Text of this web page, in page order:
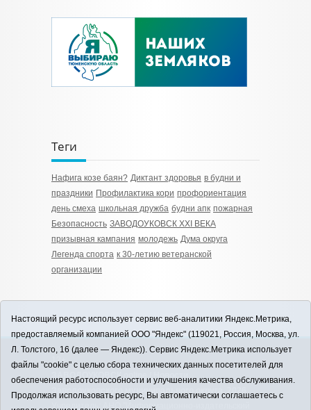
Теги
Нафига козе баян? Диктант здоровья в будни и
праздники Профилактика кори профориентация
день смеха школьная дружба будни апк пожарная
Безопасность ЗАВОДОУКОВСК XXI ВЕКА
призывная кампания молодежь Дума округа
Легенда спорта к 30-летию ветеранской
организации
12+
ЗАВОДОУКОВСК online / Новости
Заводоуковского муниципального округа, 2026
Учредитель: АНО "Информационно-издательский
Настоящий ресурс использует сервис веб-аналитики Яндекс.Метрика,
предоставляемый компанией ООО "Яндекс" (119021, Россия, Москва, ул.
Л. Толстого, 16 (далее — Яндекс)). Сервис Яндекс.Метрика использует
файлы "cookie" с целью сбора технических данных посетителей для
обеспечения работоспособности и улучшения качества обслуживания.
Продолжая использовать ресурс, Вы автоматически соглашаетесь с